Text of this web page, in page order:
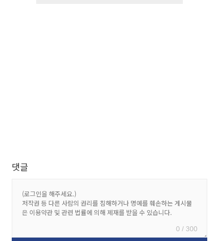
댓글
0 / 300